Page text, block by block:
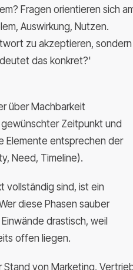
Fragen orientieren sich
Auswirkung, Nutzen.
zu akzeptieren, sondern
das konkret?'
über Machbarkeit
Zeitpunkt und
Elemente entsprechen der
Need, Timeline).
vollständig sind, ist ein
diese Phasen sauber
drastisch, weil
offen liegen.
von Marketing,